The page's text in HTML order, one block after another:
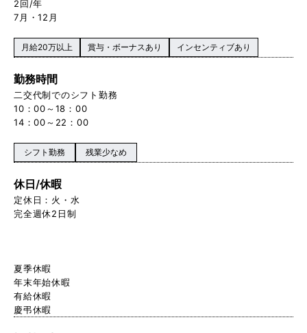
2回/年
7月・12月
月給20万以上 賞与・ボーナスあり インセンティブあり
勤務時間
二交代制でのシフト勤務
10：00～18：00
14：00～22：00
シフト勤務 残業少なめ
休日/休暇
定休日：火・水
完全週休2日制
夏季休暇
年末年始休暇
有給休暇
慶弔休暇